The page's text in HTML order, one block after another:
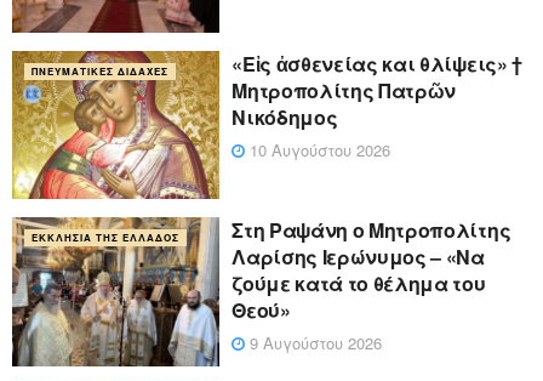
ΠΝΕΥΜΑΤΙΚΈΣ ΔΙΔΑΧΈΣ
«Eἰς ἀσθενείας και θλίψεις» †
Μητροπολίτης Πατρῶν
Νικόδημος
10 Αυγούστου 2026
ΕΚΚΛΗΣΊΑ ΤΗΣ ΕΛΛΆΔΟΣ
Στη Ραψάνη ο Μητροπολίτης
Λαρίσης Ιερώνυμος – «Να
ζούμε κατά το θέλημα του
Θεού»
9 Αυγούστου 2026